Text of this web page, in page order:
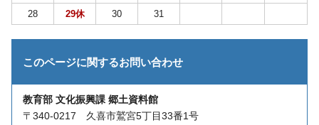
28
29休 30 31
このページに関するお問い合わせ
教育部 文化振興課 郷土資料館
〒340-0217 久喜市鷲宮5丁目33番1号